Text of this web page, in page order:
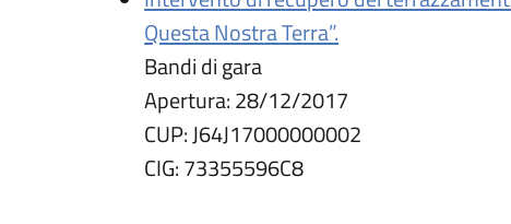
Questa Nostra Terra”.
Bandi di gara
Apertura:28/12/2017
CUP:J64J17000000002
CIG:73355596C8